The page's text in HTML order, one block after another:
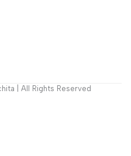
| All Rights Reserved